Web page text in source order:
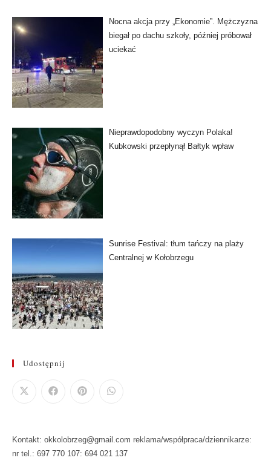
Nocna akcja przy „Ekonomie”. Mężczyzna
biegał po dachu szkoły, później próbował
uciekać
Nieprawdopodobny wyczyn Polaka!
Kubkowski przepłynął Bałtyk wpław
Sunrise Festival: tłum tańczy na plaży
Centralnej w Kołobrzegu
Udostępnij
Kontakt: okkolobrzeg@gmail.com reklama/współpraca/dziennikarze:
nr tel.: 697 770 107: 694 021 137